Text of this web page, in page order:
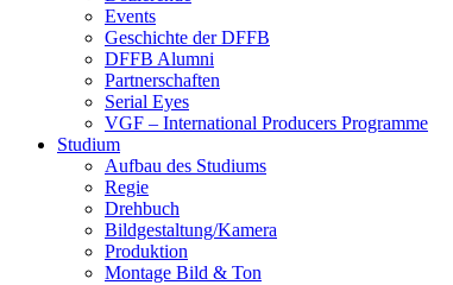
Events
Geschich­te der DFFB
DFFB Alum­ni
Part­ner­schaf­ten
Seri­al Eyes
VGF – Inter­na­tio­nal Pro­du­cers Pro­gram­me
Stu­di­um
Auf­bau des Stu­di­ums
Regie
Dreh­buch
Bildgestaltung/​​Kamera
Pro­duk­ti­on
Mon­ta­ge Bild & Ton